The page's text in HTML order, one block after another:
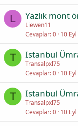
L Yazlık mont
Liewen11
Cevaplar 0 10
T Istanbul
Transalpxl75
Cevaplar 0 10
T Istanbul
Transalpxl75
Cevaplar 0 10